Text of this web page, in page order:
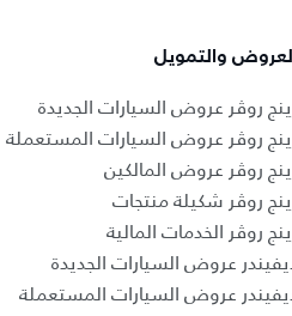
العروض والتمويل
روڤر عروض السيارات الجديدة
روڤر عروض السيارات المستعملة
روڤر عروض المالكين
روڤر شكيلة منتجات
روڤر الخدمات المالية
عروض السيارات الجديدة
عروض السيارات المستعملة